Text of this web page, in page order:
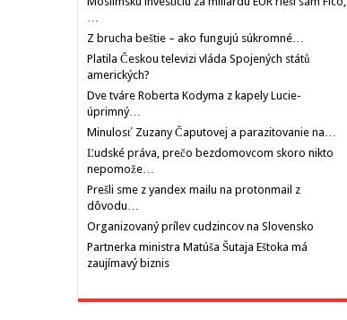
…
Z brucha beštie – ako fungujú súkromné…
Platila Českou televizi vláda Spojených států
amerických?
Dve tváre Roberta Kodyma z kapely Lucie-
úprimný…
Minulosť Zuzany Čaputovej a parazitovanie na…
Ľudské práva, prečo bezdomovcom skoro nikto
nepomože…
Prešli sme z yandex mailu na protonmail z
dôvodu…
Organizovaný prílev cudzincov na Slovensko
Partnerka ministra Matúša Šutaja Eštoka má
zaujímavý biznis